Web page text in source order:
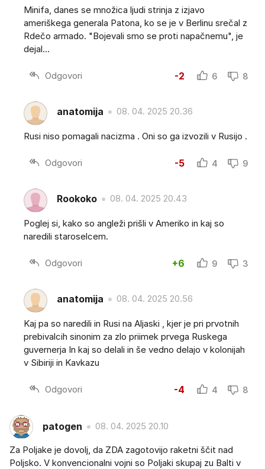
Minifa, danes se množica ljudi strinja z izjavo
ameriškega generala Patona, ko se je v Berlinu srečal z
Rdečo armado. "Bojevali smo se proti napačnemu", je
dejal...
Odgovori -2 6 8
anatomija 08. 04. 2025 20.36
Rusi niso pomagali nacizma . Oni so ga izvozili v Rusijo .
Odgovori -5 4 9
Rookoko 08. 04. 2025 20.43
Poglej si, kako so angleži prišli v Ameriko in kaj so
naredili staroselcem.
Odgovori +6 9 3
anatomija 08. 04. 2025 20.56
Kaj pa so naredili in Rusi na Aljaski , kjer je pri prvotnih
prebivalcih sinonim za zlo priimek prvega Ruskega
guvernerja In kaj so delali in še vedno delajo v kolonijah
v Sibiriji in Kavkazu
Odgovori -4 4 8
patogen 08. 04. 2025 20.10
Za Poljake je dovolj, da ZDA zagotovijo raketni ščit nad
Poljsko. V konvencionalni vojni so Poljaki skupaj zu Balti v